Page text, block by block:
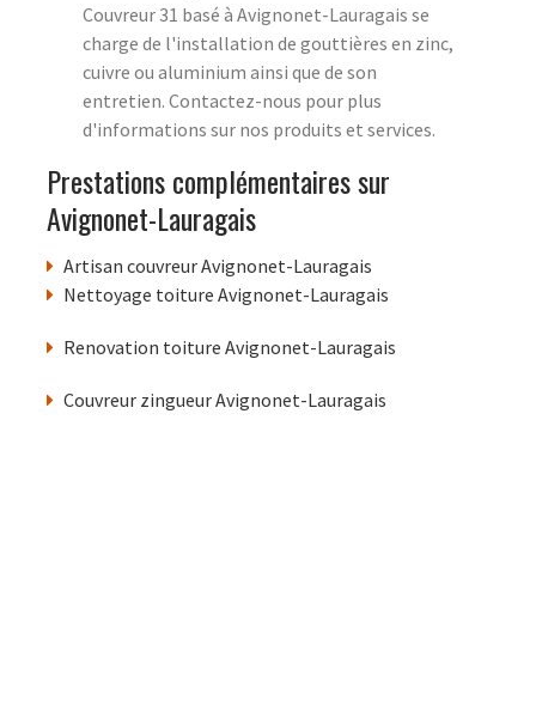
Couvreur 31 basé à Avignonet-Lauragais se
charge de l'installation de gouttières en zinc,
cuivre ou aluminium ainsi que de son
entretien. Contactez-nous pour plus
d'informations sur nos produits et services.
Prestations complémentaires sur
Avignonet-Lauragais
Artisan couvreur Avignonet-Lauragais
Nettoyage toiture Avignonet-Lauragais
Renovation toiture Avignonet-Lauragais
Couvreur zingueur Avignonet-Lauragais